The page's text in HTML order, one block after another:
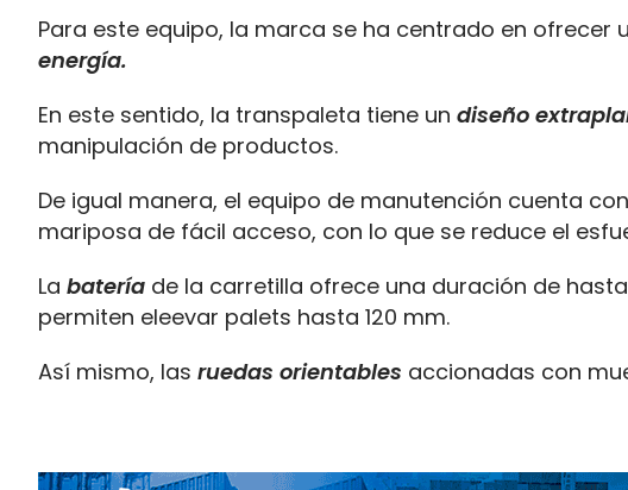
Para este equipo, la marca se ha centrado en ofrecer
energía.
En este sentido, la transpaleta tiene un diseño
manipulación de productos.
De igual manera, el equipo de manutención cuenta
mariposa de fácil acceso, con lo que se reduce el
La batería de la carretilla ofrece una duración de
permiten eleevar palets hasta 120 mm.
Así mismo, las ruedas orientables accionadas con